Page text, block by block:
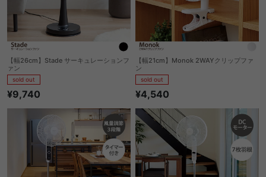
【幅26cm】Stade サーキュレーションフ
ァン
sold out
¥9,740
【幅21cm】Monok 2WAYクリップファ
ン
sold out
¥4,540